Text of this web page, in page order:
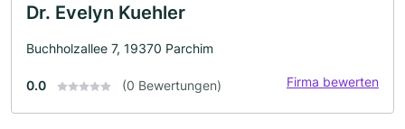
Dr. Evelyn Kuehler
Buchholzallee 7, 19370 Parchim
0.0 (0 Bewertungen) Firma bewerten